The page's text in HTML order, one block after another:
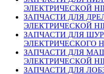
ЭЛЕКТРИЧЕСКОЙ
ЗАПЧАСТИ ДЛЯ
ЭЛЕКТРИЧЕСКОЙ
ЗАПЧАСТИ ДЛЯ
ЭЛЕКТРИЧЕСКОГО
ЗАПЧАСТИ ДЛЯ
ЭЛЕКТРИЧЕСКОЙ
ЗАПЧАСТИ ДЛЯ